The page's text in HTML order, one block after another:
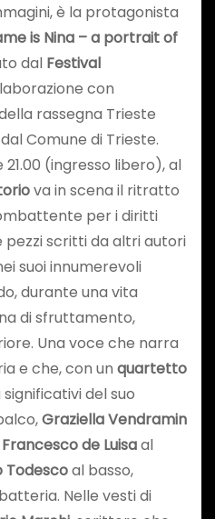
è la protagonista
is Nina – a portrait of
dal Festival
con
rassegna Trieste
Comune di Trieste.
21.00 (ingresso libero), al
va in scena il ritratto
per i diritti
pezzi scritti da altri autori
suoi innumerevoli
durante una vita
di sfruttamento,
Una voce che narra
e che, con un quartetto
del suo
Graziella Vendramin
Francesco de Luisaal
Todescoal basso,
Nelle vesti di